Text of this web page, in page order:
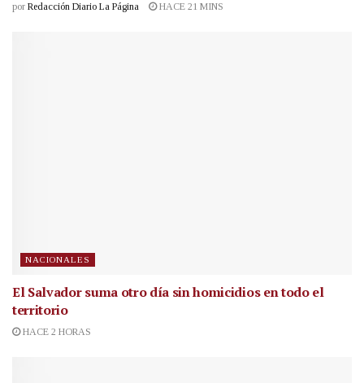
por Redacción Diario La Página HACE 21 MINS
NACIONALES
El Salvador suma otro día sin homicidios en todo el
territorio
HACE 2 HORAS